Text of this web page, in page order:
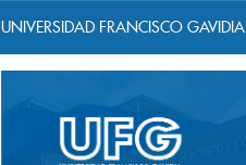
UNIVERSIDAD FRANCISCO GAVIDIA